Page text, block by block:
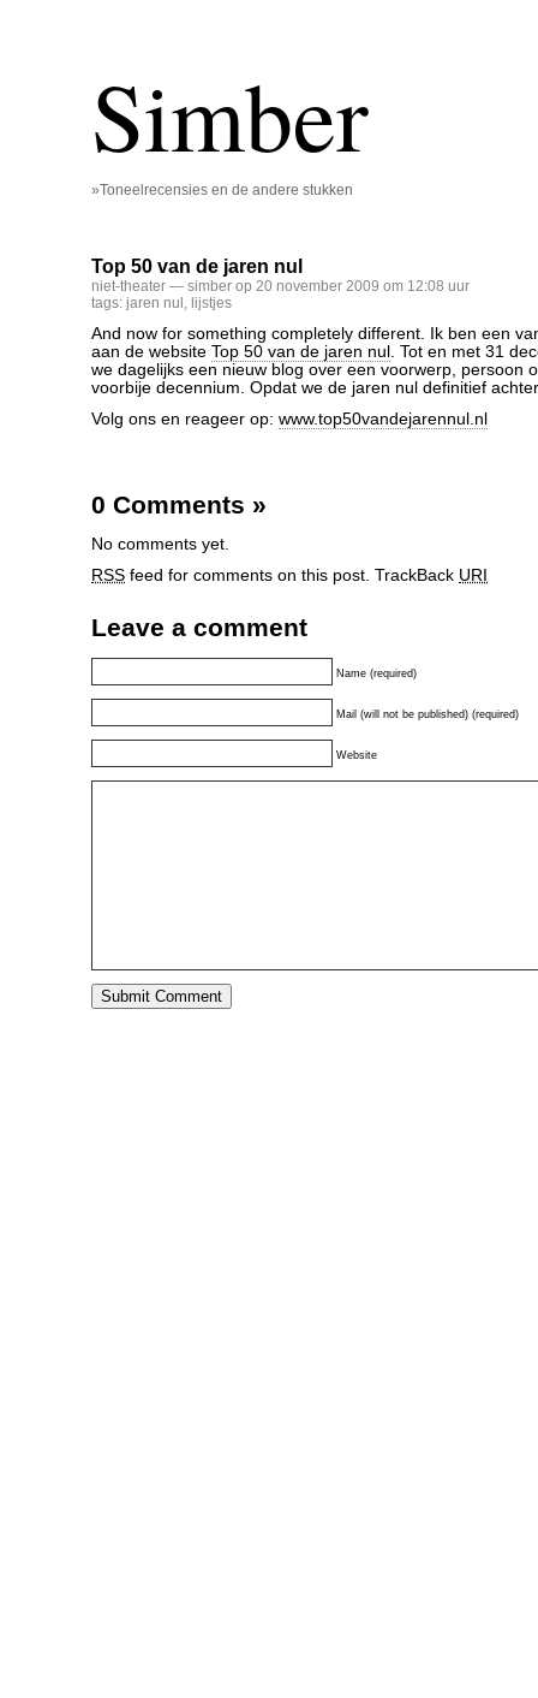
Simber
»Toneelrecensies en de andere stukken
Top 50 van de jaren nul
niet-theater — simber op 20 november 2009 om 12:08 uur
tags: jaren nul , lijstjes
And now for something completely different. Ik ben een
aan de website Top 50 van de jaren nul . Tot en met 31
we dagelijks een nieuw blog over een voorwerp, persoon
voorbije decennium. Opdat we de jaren nul definitief
Volg ons en reageer op: www.top50vandejarennul.nl
0 Comments »
No comments yet.
RSS feed for comments on this post. TrackBack URI
Leave a comment
Name (required)
Mail (will not be published) (required)
Website